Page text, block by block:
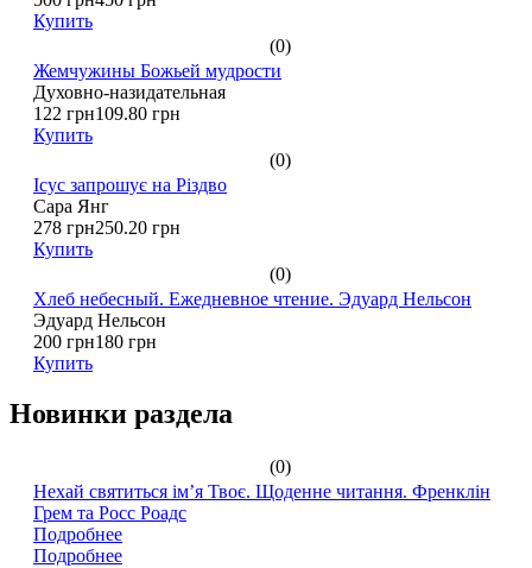
Купить
(0)
Жемчужины Божьей мудрости
Духовно-назидательная
122 грн109.80 грн
Купить
(0)
Ісус запрошує на Різдво
Сара Янг
278 грн250.20 грн
Купить
(0)
Хлеб небесный. Ежедневное чтение. Эдуард Нельсон
Эдуард Нельсон
200 грн180 грн
Купить
Новинки раздела
(0)
Нехай святиться ім’я Твоє. Щоденне читання. Френклін
Грем та Росс Роадс
Подробнее
Подробнее